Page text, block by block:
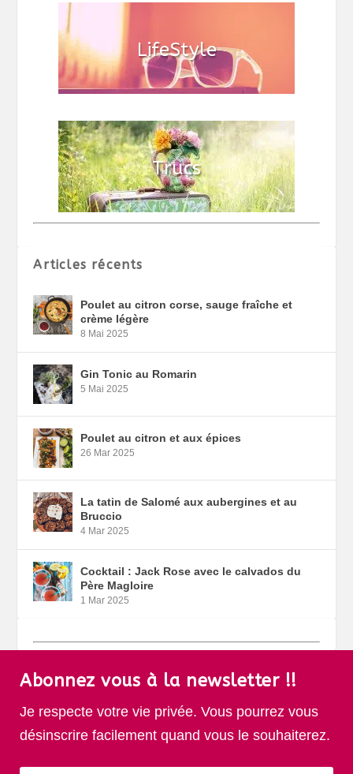
Articles récents
Poulet au citron corse, sauge fraîche et
crème légère
8 Mai 2025
Gin Tonic au Romarin
5 Mai 2025
Poulet au citron et aux épices
26 Mar 2025
La tatin de Salomé aux aubergines et au
Bruccio
4 Mar 2025
Cocktail : Jack Rose avec le calvados du
Père Magloire
1 Mar 2025
Abonnez vous à la newsletter !!
Je respecte votre vie privée. Vous pourrez vous
désinscrire facilement quand vous le souhaiterez.